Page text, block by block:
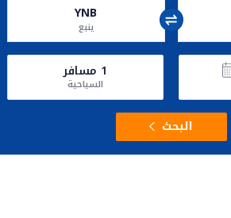
YNB
ينبع
1 مسافر
السياحية
البحث